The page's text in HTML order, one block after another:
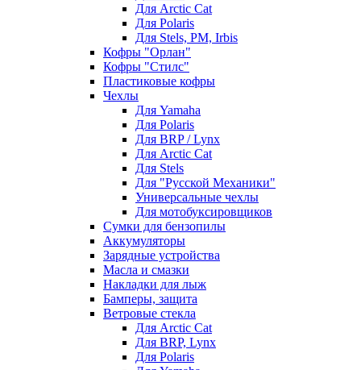
Для Arctic Cat
Для Polaris
Для Stels, РМ, Irbis
Кофры "Орлан"
Кофры "Стилс"
Пластиковые кофры
Чехлы
Для Yamaha
Для Polaris
Для BRP / Lynx
Для Arctic Cat
Для Stels
Для "Русской Механики"
Универсальные чехлы
Для мотобуксировщиков
Сумки для бензопилы
Аккумуляторы
Зарядные устройства
Масла и смазки
Накладки для лыж
Бамперы, защита
Ветровые стекла
Для Arctic Cat
Для BRP, Lynx
Для Polaris